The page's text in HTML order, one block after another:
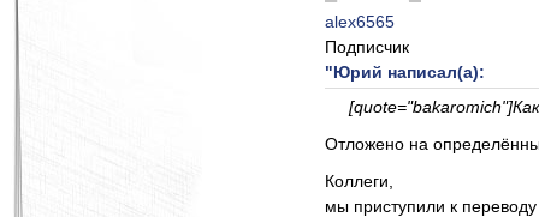
alex6565
Подписчик
"Юрий написал(а):
Отложено на
Коллеги,
мы приступили к